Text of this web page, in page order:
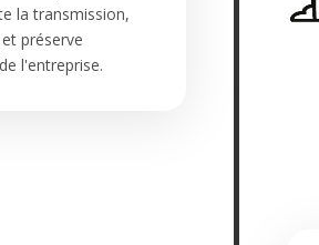
la transmission,
préserve
l'entreprise.